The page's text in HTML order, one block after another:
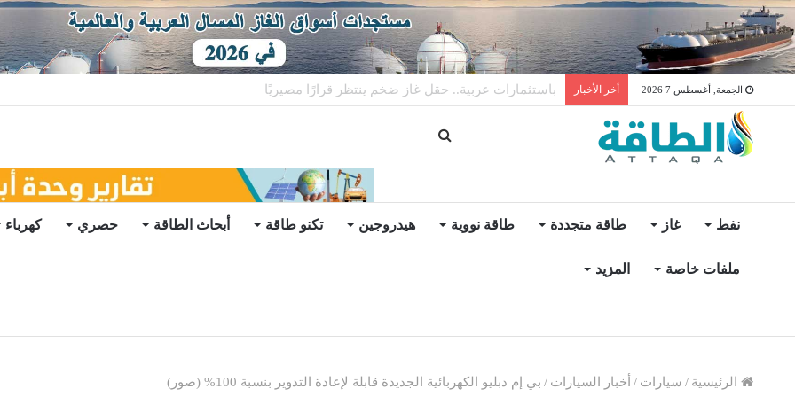
الجمعة, أغسطس 7 2026 أخر الأخبار توليد الكهرباء بالغاز في الإمارات يرتفع للعام الثاني
نفط غاز طاقة متجددة طاقة نووية هيدروجين تكنو طاقة أبحاث الطاقة حصري كهرباء
ملفات خاصة المزيد
الرئيسية / سيارات / أخبار السيارات / بي إم دبليو الكهربائية الجديدة قابلة لإعادة التدوير بنسبة 100% (صور)